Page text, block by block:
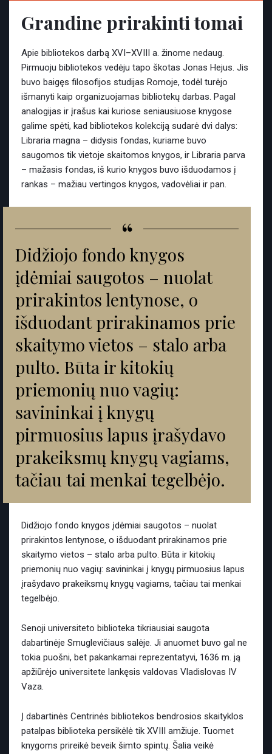
Grandine prirakinti tomai
Apie bibliotekos darbą XVI–XVIII a. žinome nedaug.
Pirmuoju bibliotekos vedėju tapo škotas Jonas Hejus. Jis
buvo baigęs filosofijos studijas Romoje, todėl turėjo
išmanyti kaip organizuojamas bibliotekų darbas. Pagal
analogijas ir įrašus kai kuriose seniausiuose knygose
galime spėti, kad bibliotekos kolekciją sudarė dvi dalys:
Libraria magna – didysis fondas, kuriame buvo
saugomos tik vietoje skaitomos knygos, ir Libraria parva
– mažasis fondas, iš kurio knygos buvo išduodamos į
rankas – mažiau vertingos knygos, vadovėliai ir pan.
“
Didžiojo fondo knygos
įdėmiai saugotos – nuolat
prirakintos lentynose, o
išduodant prirakinamos prie
skaitymo vietos – stalo arba
pulto. Būta ir kitokių
priemonių nuo vagių:
savininkai į knygų
pirmuosius lapus įrašydavo
prakeiksmų knygų vagiams,
tačiau tai menkai tegelbėjo.
Didžiojo fondo knygos įdėmiai saugotos – nuolat
prirakintos lentynose, o išduodant prirakinamos prie
skaitymo vietos – stalo arba pulto. Būta ir kitokių
priemonių nuo vagių: savininkai į knygų pirmuosius lapus
įrašydavo prakeiksmų knygų vagiams, tačiau tai menkai
tegelbėjo.
Senoji universiteto biblioteka tikriausiai saugota
dabartinėje Smuglevičiaus salėje. Ji anuomet buvo gal ne
tokia puošni, bet pakankamai reprezentatyvi, 1636 m. ją
apžiūrėjo universitete lankęsis valdovas Vladislovas IV
Vaza.
Į dabartinės Centrinės bibliotekos bendrosios skaityklos
patalpas biblioteka persikėlė tik XVIII amžiuje. Tuomet
knygoms prireikė beveik šimto spintų. Šalia veikė